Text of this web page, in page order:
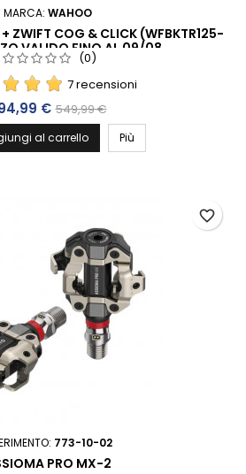
MARCA: WAHOO
+ ZWIFT COG & CLICK (WFBKTR125-
VALIDO FINO AL 09/08
(0)
7 recensioni
€ Prezzo base
549,99 €
al carrello Più
773-10-02
PRO MX-2
favorite_border